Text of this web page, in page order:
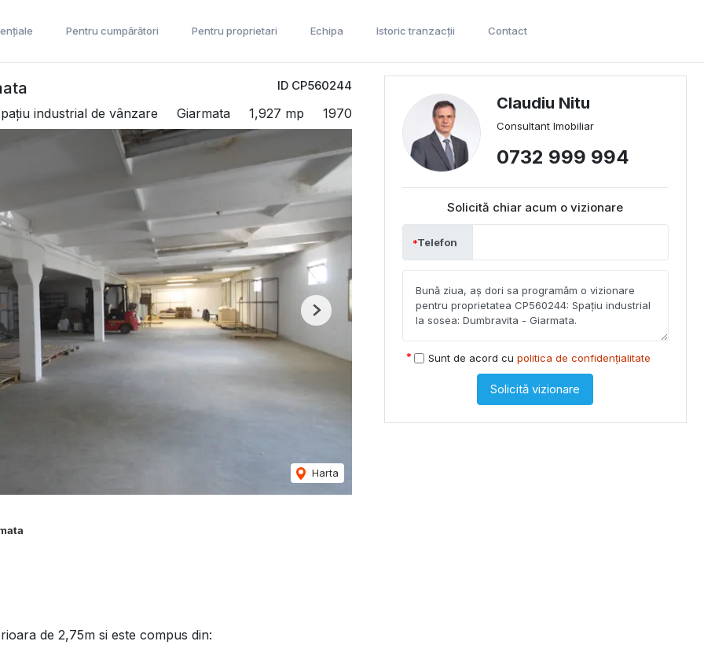
Pentru cumpărători Pentru proprietari Echipa Istoric tranzacții Contact
ID CP560244
industrial de vânzare Giarmata 1,927 mp 1970
Harta
Next
de 2,75m si este compus din:
Claudiu Nitu
Consultant Imobiliar
0732 999 994
Solicită chiar acum o vizionare
Telefon
Sunt de acord cu politica de confidențialitate
Solicită vizionare